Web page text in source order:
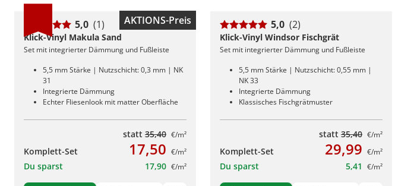
AKTIONS-Preis
5,0 (1)
Klick-Vinyl Makula Sand
Set mit integrierter Dämmung und Fußleiste
5,5 mm Stärke | Nutzschicht: 0,3 mm | NK
31
Integrierte Dämmung
Echter Fliesenlook mit matter Oberfläche
statt 35,40 €/m²
Komplett-Set 17,50 €/m²
Du sparst 17,90 €/m²
5,0 (2)
Klick-Vinyl Windsor Fischgrät
Set mit integrierter Dämmung und Fußleiste
5,5 mm Stärke | Nutzschicht: 0,55 mm |
NK 33
Integrierte Dämmung
Klassisches Fischgrätmuster
statt 35,40 €/m²
Komplett-Set 29,99 €/m²
Du sparst 5,41 €/m²